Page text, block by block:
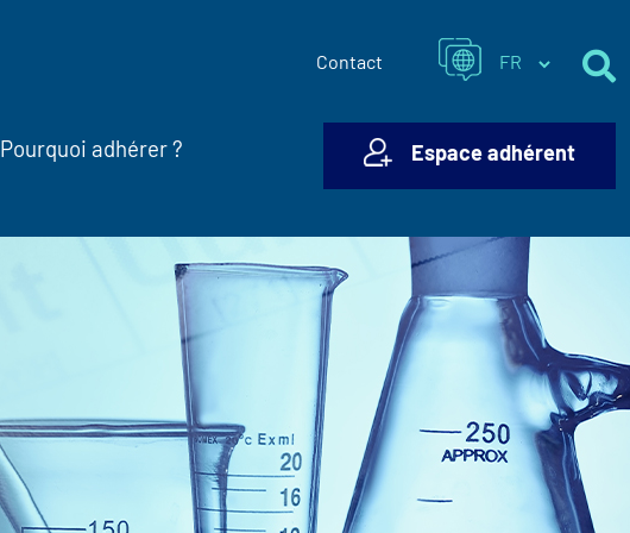
Contact
Pourquoi adhérer ? Espace adhérent